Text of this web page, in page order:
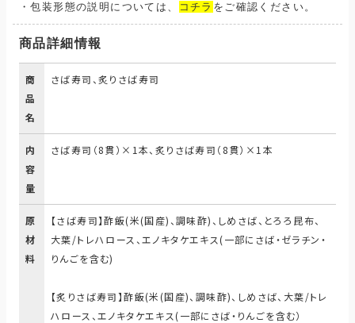
・包装形態の説明については、
コチラ をご確認ください。
商品詳細情報
商
品
名
さば寿司、炙りさば寿司
内
容
量
さば寿司（8貫）×1本、炙りさば寿司（8貫）×1本
原
材
料
【さば寿司】酢飯(米(国産)、調味酢)、しめさば、とろろ昆布、
大葉/トレハロース、エノキタケエキス(一部にさば・ゼラチン・
りんごを含む)
【炙りさば寿司】酢飯(米(国産)、調味酢)、しめさば、大葉/トレ
ハロース、エノキタケエキス(一部にさば・りんごを含む）